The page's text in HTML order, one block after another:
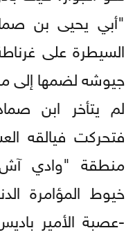
"أبي يحيى بن
السيطرة على
جيوشه لضمها إلى
لم يتأخر ابن
فتحركت فيالقه
منطقة "وادي
خيوط المؤامرة
-عصبة الأمير